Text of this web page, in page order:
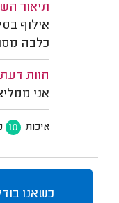
תיאור
אילוף
כלבה
חוות
אני
איכות 10
כשאנו